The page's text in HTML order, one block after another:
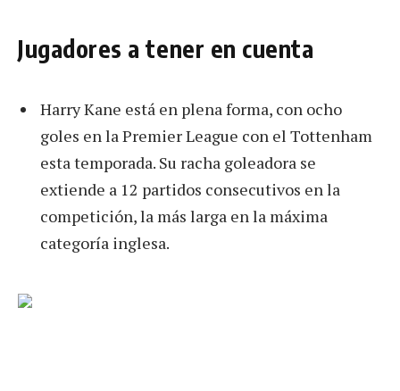
Jugadores a tener en cuenta
Harry Kane está en plena forma, con ocho
goles en la Premier League con el Tottenham
esta temporada. Su racha goleadora se
extiende a 12 partidos consecutivos en la
competición, la más larga en la máxima
categoría inglesa.